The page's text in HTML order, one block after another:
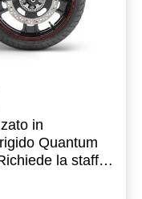
in
Quantum
la staffa